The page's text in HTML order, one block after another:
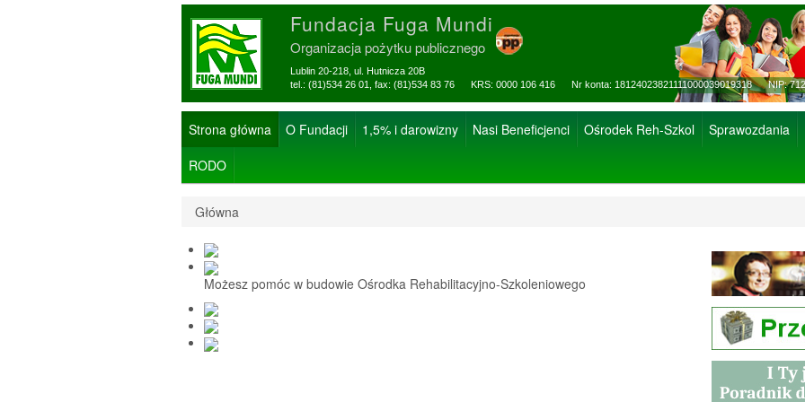
Fundacja Fuga Mundi
Organizacja pożytku publicznego
Lublin 20-218, ul. Hutnicza 20B
tel.: (81)534 26 01, fax: (81)534 83 76 KRS: 0000 106 416 Nr konta: 18124023821111000039019318 NIP:
Strona główna O Fundacji 1,5% i darowizny Nasi Beneficjenci Ośrodek Reh-Szkol Sprawozdania
RODO
Główna
Możesz pomóc w budowie Ośrodka Rehabilitacyjno-Szkoleniowego